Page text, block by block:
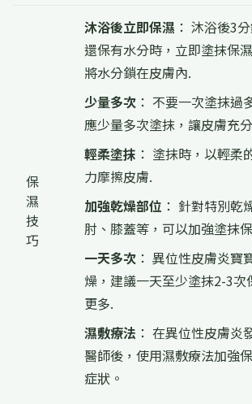
保
濕
技
巧
沐浴後立即保濕 ： 沐浴後3
還保有水分時，立即塗抹保
將水分鎖在皮膚內.
少量多次 ： 不要一次塗抹過
應少量多次塗抹，讓皮膚充
輕柔塗抹 ： 塗抹時，以輕柔
力摩擦皮膚.
加強乾燥部位 ： 針對特別乾
肘、膝蓋等，可以加強塗抹
一天多次 ： 異位性皮膚炎寶
燥，建議一天至少塗抹2-3次
更多.
濕敷療法 ： 在異位性皮膚炎
醫師後，使用濕敷療法加強
症狀。